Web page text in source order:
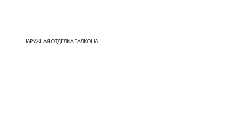
НАРУЖНАЯ ОТДЕЛКА БАЛКОНА